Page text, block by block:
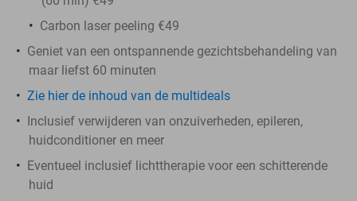
Carbon laser peeling €49
Geniet van een ontspannende gezichtsbehandeling van
maar liefst 60 minuten
Zie hier de inhoud van de multideals
Inclusief verwijderen van onzuiverheden, epileren,
huidconditioner en meer
Eventueel inclusief lichttherapie voor een schitterende
huid